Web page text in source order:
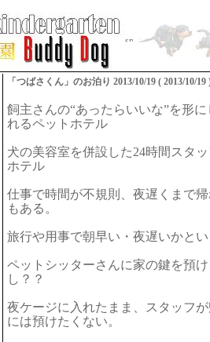
「つばさくん」のお泊り 2013/10/19 ( 2013/10/19
飼主さんの“あったらいいな”を形
れるペットホテル
犬の美容室を併設した24時間スタ
ホテル
仕事で時間が不規則、夜遅くまで
もある。
旅行や用事で朝早い・夜遅いかと
ペットシッターさんに家の鍵を預
し？？
夜ケージに入れたまま、スタッフ
には預けたくない。